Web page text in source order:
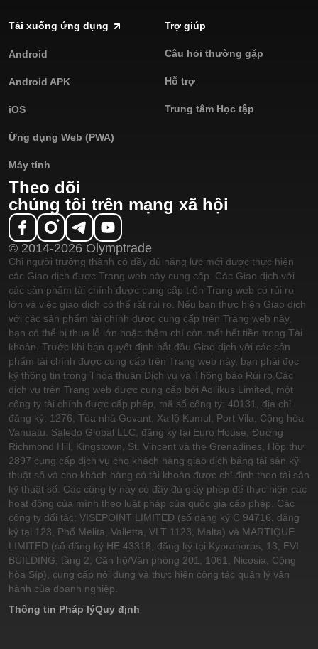
Tải xuống ứng dụng
Android
Android APK
iOS
Ứng dụng Web (PWA)
Máy tính
Trợ giúp
Câu hỏi thường gặp
Hỗ trợ
Trung tâm Học tập
Theo dõi
chúng tôi trên mạng xã hội
© 2014-2026 Olymptrade
Chỉ người trưởng thành có đầy đủ năng lực mới được thực hiện
các Giao dịch được Trang web này cung cấp. Các Giao dịch với
các sản phẩm tài chính được cung cấp trên Trang web có rủi ro
lớn và việc giao dịch có thể rất rủi ro. Nếu bạn thực hiện Giao dịch
với các sản phẩm tài chính được cung cấp trên Trang web này,
bạn có thể bị thua lỗ lớn hoặc thậm chí còn mất hết tiền trong Tài
khoản. Trước khi bạn quyết định bắt đầu Giao dịch với các sản
phẩm tài chính được cung cấp trên Trang web này, bạn phải đọc
kỹ thông tin trong Thỏa thuận Dịch vụ và Thông báo Rủi ro. Các
dịch vụ trên Trang web được cung cấp bởi Aollikus Limited, một
công ty tài chính được cấp phép, mã số công ty: 40131, địa chỉ
đăng ký: 1276, Tòa nhà Govant, Xa lộ Kumul, Port Vila, Cộng hòa
Vanuatu. Saledo Global LLC, đăng ký tại Euro House, Đường
Richmond Hill, Kingstown, St. Vincent và the Grenadines, Hộp thư
2897 cung cấp dịch vụ cho khách hàng giao dịch bằng tài sản kỹ
thuật số và cho khách hàng có tài khoản được chỉ định theo tài sản
kỹ thuật số. Các công ty này có đầy đủ giấy phép để thực hiện các
hoạt động của mình theo luật pháp của quốc gia cấp phép. Các
công ty đối tác: VISEPOINT LIMITED (số đăng ký C 94716, đăng
ký tại 123, Phố Melita, Valletta, VLT 1123, Malta) và MARTIQUE
LIMITED (số đăng ký HE 43318, đăng ký tại Kypranoros, 13, EVI
BUILDING, tầng 2, Căn hộ/Văn phòng 201, 1061, Nicosia, Cộng
hòa Síp), cung cấp nội dung và thực hiện công tác quản lý vận
hành của doanh nghiệp.
Thông tin Pháp lýQuy định